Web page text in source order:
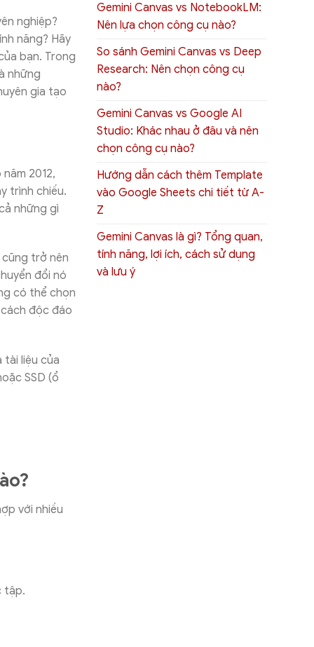
nghiệp?
năng? Hãy
bạn. Trong
những
gia tạo
2012,
trình chiếu.
những gì
trở nên
đổi nó
có thể chọn
độc đáo
tài liệu của
SSD (ổ
với nhiều
tập.
Gemini Canvas vs NotebookLM:
Nên lựa chọn công cụ nào?
So sánh Gemini Canvas vs Deep
Research: Nên chọn công cụ
nào?
Gemini Canvas vs Google AI
Studio: Khác nhau ở đâu và nên
chọn công cụ nào?
Hướng dẫn cách thêm Template
vào Google Sheets chi tiết từ A-
Z
Gemini Canvas là gì? Tổng quan,
tính năng, lợi ích, cách sử dụng
và lưu ý